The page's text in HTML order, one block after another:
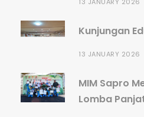
Kunjungan
13 JANUARY 2026
MIM Sapro
Lomba